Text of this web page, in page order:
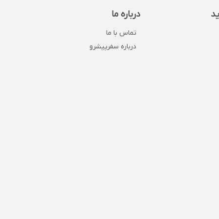
درباره ما
تماس با ما
درباره سفرپیشرو